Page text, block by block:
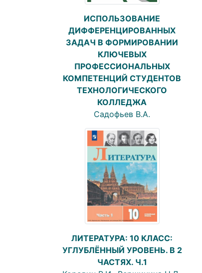
ИСПОЛЬЗОВАНИЕ
ДИФФЕРЕНЦИРОВАННЫХ
ЗАДАЧ В ФОРМИРОВАНИИ
КЛЮЧЕВЫХ
ПРОФЕССИОНАЛЬНЫХ
КОМПЕТЕНЦИЙ СТУДЕНТОВ
ТЕХНОЛОГИЧЕСКОГО
КОЛЛЕДЖА
Садофьев В.А.
ЛИТЕРАТУРА: 10 КЛАСС:
УГЛУБЛЁННЫЙ УРОВЕНЬ. В 2
ЧАСТЯХ. Ч.1